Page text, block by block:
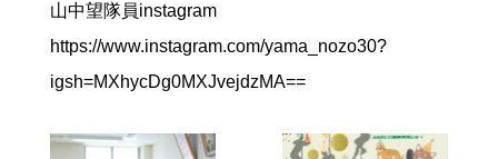
山中望隊員instagram
https://www.instagram.com/yama_nozo30?
igsh=MXhycDg0MXJvejdzMA==